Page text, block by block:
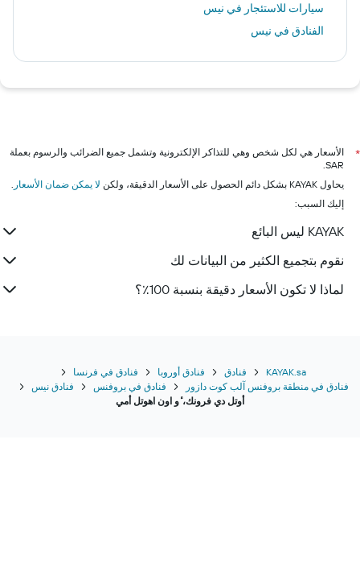
سيارات للاستئجار في نيس
الفنادق في نيس
*
الأسعار هي لكل شخص وهي للتذاكر الإلكترونية وتشمل جميع الضرائب والرسوم بعملة
SAR.
يحاول KAYAK بشكل دائم الحصول على الأسعار الدقيقة، ولكن
لا يمكن ضمان الأسعار .
إليك السبب:
KAYAK ليس البائع
نقوم بتجميع الكثير من البيانات لك
لماذا لا تكون الأسعار دقيقة بنسبة 100٪؟
KAYAK.sa فنادق فنادق أوروبا
فنادق في فرنسا
فنادق في منطقة بروفنس آلب كوت دازور
فنادق في بروفنس
فنادق نيس
أوتل دي فرونك، ٔو اون اهوتل أمي